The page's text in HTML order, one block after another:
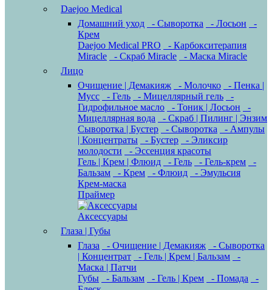
Daejoo Medical
Домашний уход
- Сыворотка - Лосьон
-
Крем
Daejoo Medical PRO
- Карбокситерапия
Miracle
- Скраб Miracle
- Маска Miracle
Лицо
Очищение | Демакияж
- Молочко
- Пенка |
Мусс
- Гель - Мицеллярный гель
-
Гидрофильное масло
- Тоник | Лосьон
-
Мицеллярная вода
- Скраб | Пилинг | Энзим
Сыворотка | Бустер
- Сыворотка
- Ампулы
| Концентраты
- Бустер
- Эликсир
молодости
- Эссенция красоты
Гель | Крем | Флюид
- Гель - Гель-крем
-
Бальзам
- Крем - Флюид
- Эмульсия
Крем-маска
Праймер
Аксессуары
Глаза | Губы
Глаза
- Очищение | Демакияж
- Сыворотка
| Концентрат
- Гель | Крем | Бальзам
-
Маска | Патчи
Губы
- Бальзам - Гель | Крем - Помада
-